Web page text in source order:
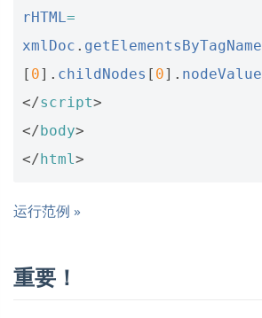
rHTML=
xmlDoc . getElementsByTagName
[ 0]. childNodes [ 0]. nodeValue
</script>
</body>
</html>
运行范例 »
重要！